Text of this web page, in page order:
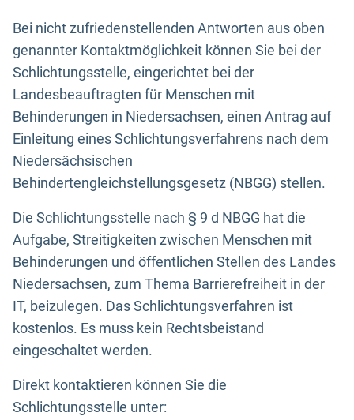
Bei nicht zufriedenstellenden Antworten aus oben
genannter Kontaktmöglichkeit können Sie bei der
Schlichtungsstelle, eingerichtet bei der
Landesbeauftragten für Menschen mit
Behinderungen in Niedersachsen, einen Antrag auf
Einleitung eines Schlichtungsverfahrens nach dem
Niedersächsischen
Behindertengleichstellungsgesetz (NBGG) stellen.
Die Schlichtungsstelle nach § 9 d NBGG hat die
Aufgabe, Streitigkeiten zwischen Menschen mit
Behinderungen und öffentlichen Stellen des Landes
Niedersachsen, zum Thema Barrierefreiheit in der
IT, beizulegen. Das Schlichtungsverfahren ist
kostenlos. Es muss kein Rechtsbeistand
eingeschaltet werden.
Direkt kontaktieren können Sie die
Schlichtungsstelle unter: